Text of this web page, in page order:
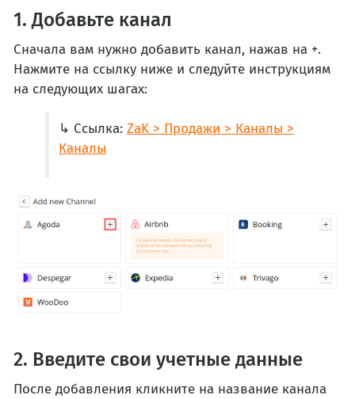
1. Добавьте канал
Сначала вам нужно добавить канал, нажав на +.
Нажмите на ссылку ниже и следуйте инструкциям
на следующих шагах:
↳ Ссылка: ZaK > Продажи > Каналы >
Каналы
2. Введите свои учетные данные
После добавления кликните на название канала